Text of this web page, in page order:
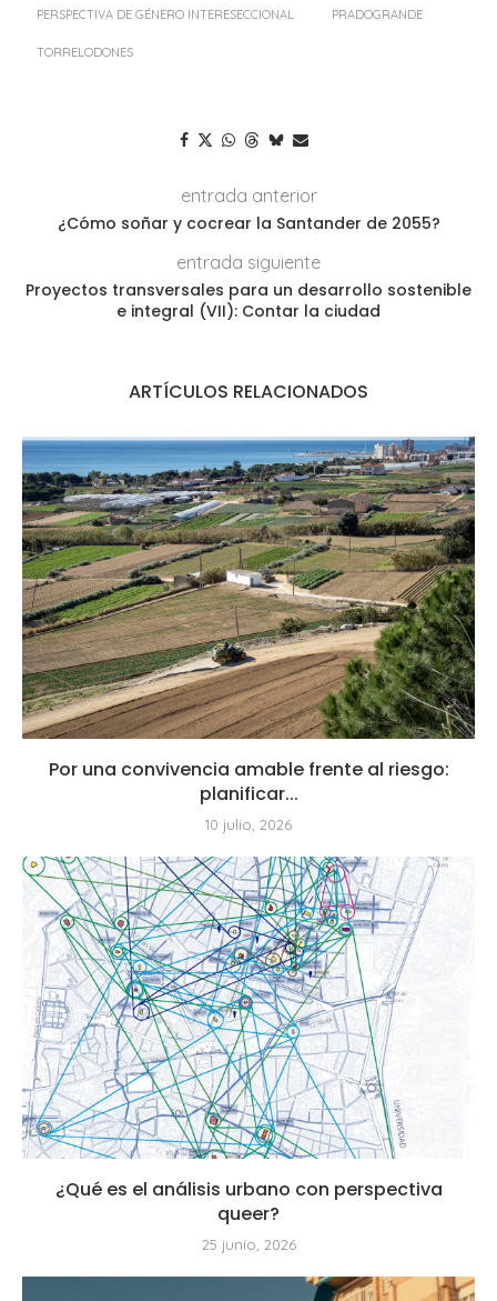
PERSPECTIVA DE GÉNERO INTERESECCIONAL PRADOGRANDE
TORRELODONES
entrada anterior
¿Cómo soñar y cocrear la Santander de 2055?
entrada siguiente
Proyectos transversales para un desarrollo sostenible
e integral (VII): Contar la ciudad
ARTÍCULOS RELACIONADOS
Por una convivencia amable frente al riesgo:
planificar...
10 julio, 2026
¿Qué es el análisis urbano con perspectiva
queer?
25 junio, 2026